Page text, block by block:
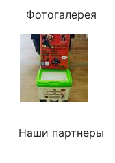
Фотогалерея
Наши партнеры